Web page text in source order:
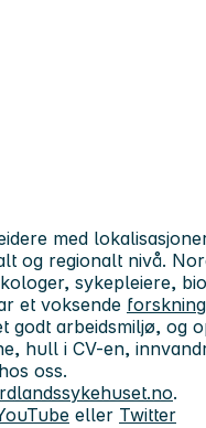
med
og regionalt nivå.
sykepleiere,
et voksende
godt arbeidsmiljø, og
hull i CV-en,
oss.
.
eller Twitter